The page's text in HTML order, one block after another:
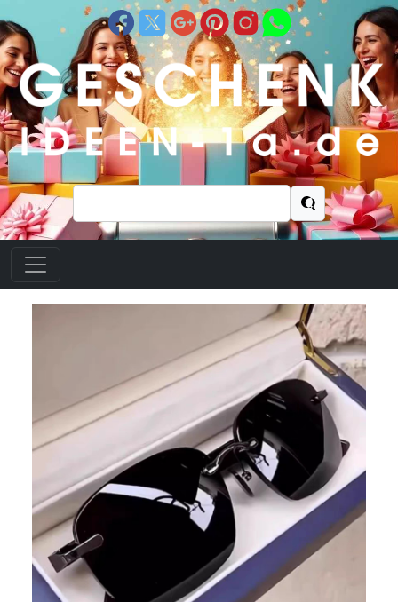
Suchen
nach: